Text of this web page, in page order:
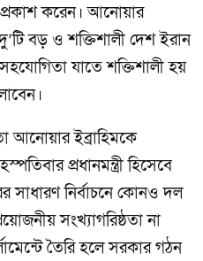
করেন। আনোয়ার
বড় ও শক্তিশালী দেশ ইরান
যাতে শক্তিশালী হয়
আনোয়ার ইব্রাহিমকে
প্রধানমন্ত্রী হিসেবে
সাধারণ নির্বাচনে কোনও দল
সংখ্যাগরিষ্ঠতা না
তৈরি হলে সরকার গঠন